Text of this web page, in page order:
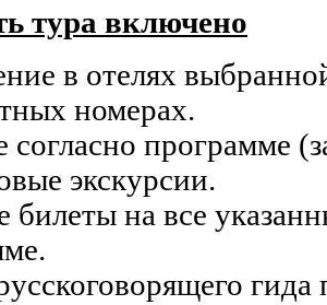
тура включено
в отелях
номерах.
согласно программе
экскурсии.
билеты на все